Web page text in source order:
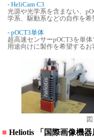
- HeliCam C3
光源や光学系を含まない、
学系、駆動系などの自作を希
- pOCT3単体
超高速センサーpOCT3を単
用途向けに製作を希望するお
■ Heliotis 「国際画像機器